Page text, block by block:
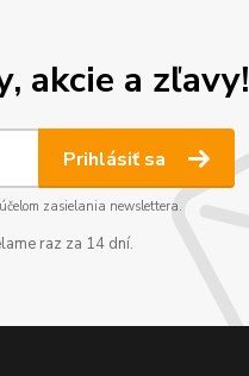
akcie a zľavy!
Prihlásiť sa
zasielania newslettera.
raz za 14 dní.